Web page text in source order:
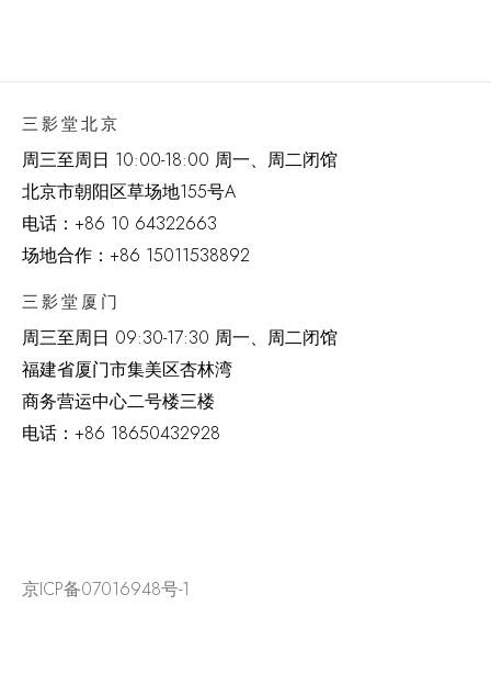
三影堂北京
周三至周日 10:00-18:00 周一、周二闭馆
北京市朝阳区草场地155号A
电话： +86 10 64322663
场地合作：+86 15011538892
三影堂厦门
周三至周日 09:30-17:30 周一、周二闭馆
福建省厦门市集美区杏林湾
商务营运中心二号楼三楼
电话： +86 18650432928
京ICP备07016948号-1